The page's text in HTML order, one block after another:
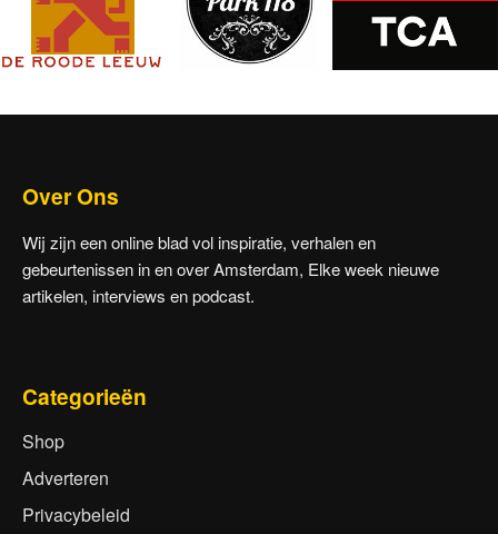
Over Ons
Wij zijn een online blad vol inspiratie, verhalen en
gebeurtenissen in en over Amsterdam, Elke week nieuwe
artikelen, interviews en podcast.
Categorieën
Shop
Adverteren
Privacybeleid